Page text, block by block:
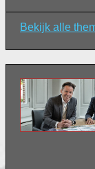
Bekijk alle